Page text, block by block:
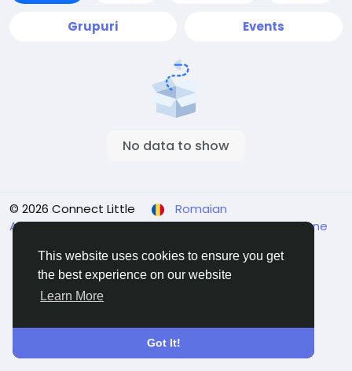
This website uses cookies to ensure you get
the best experience on our website
Learn More
Got It!
Grupuri Events
No data to show
© 2026 Connect Little
Romaian
About Termeni Confidențialitate Contacteaza-ne